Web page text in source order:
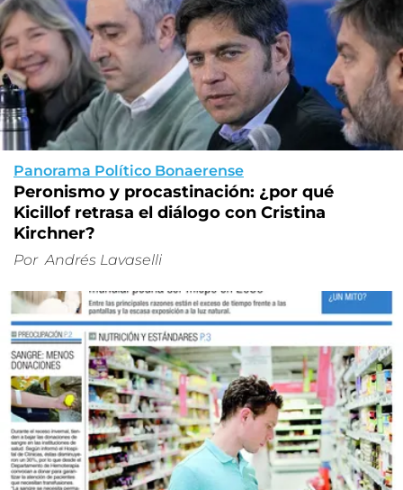
Panorama Político Bonaerense
Peronismo y procastinación: ¿por qué
Kicillof retrasa el diálogo con Cristina
Kirchner?
Por Andrés Lavaselli